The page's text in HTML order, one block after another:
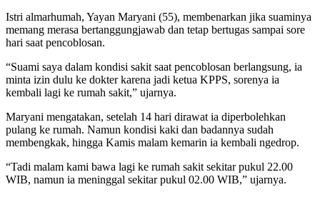
Istri almarhumah, Yayan Maryani (55), membenarkan jika suaminya
memang merasa bertanggungjawab dan tetap bertugas sampai sore
hari saat pencoblosan.
“Suami saya dalam kondisi sakit saat pencoblosan berlangsung, ia
minta izin dulu ke dokter karena jadi ketua KPPS, sorenya ia
kembali lagi ke rumah sakit,” ujarnya.
Maryani mengatakan, setelah 14 hari dirawat ia diperbolehkan
pulang ke rumah. Namun kondisi kaki dan badannya sudah
membengkak, hingga Kamis malam kemarin ia kembali ngedrop.
“Tadi malam kami bawa lagi ke rumah sakit sekitar pukul 22.00
WIB, namun ia meninggal sekitar pukul 02.00 WIB,” ujarnya.